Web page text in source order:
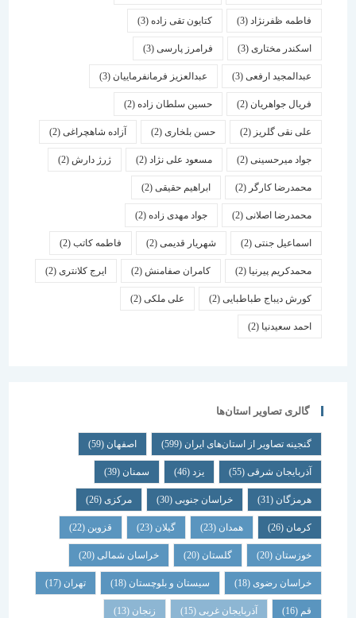
فاطمه ظفرنژاد(3) کتایون تقی زاده(3)
اسكندر مختاری (3) فرامرز پارسی(3)
عبدالمجید ارفعی(3) عبدالعزیز فرمانفرماییان(3)
فریال جواهریان(2) حسین سلطان زاده(2)
علی نقی گلریز(2) حسن بلخاری(2) آزاده شاهچراغی(2)
جواد میرحسینی(2) مسعود علی نژاد(2) ژرژ دارش (2)
محمدرضا کارگر(2) ابراهیم حقیقی(2)
محمدرضا اصلانی(2) جواد مهدی زاده(2)
اسماعیل جنتی(2) شهریار قدیمی(2) فاطمه کاتب(2)
محمدکریم پیرنیا (2) کامران صفامنش(2) ایرج کلانتری (2)
کورش دیباج طباطبایی(2) علی ملکی(2)
احمد سعیدنیا (2)
گالری تصاویر استان‌ها
گنجینه تصاویر از استان‌های ایران(599) اصفهان (59)
آذربایجان شرقی(55) یزد سمنان (39)
هرمزگان(31) خراسان جنوبی(30) مرکزی (26)
همدان گیلان قزوین
خوزستان(20) گلستان (20) خراسان شمالی(20)
خراسان رضوی(18) سیستان و بلوچستان(18) تهران
آذربایجان غربی(15) زنجان